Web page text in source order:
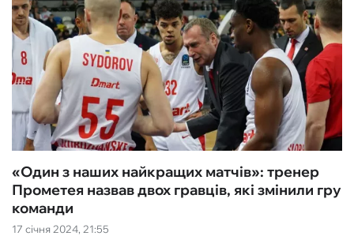
17 січня 2024, 21:55
«Один з наших найкращих матчів»: тренер
Прометея назвав двох гравців, які змінили гру
команди